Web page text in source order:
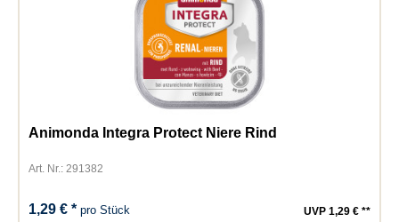
Animonda Integra Protect Niere Rind
Art. Nr.: 291382
1,29 € *pro Stück UVP 1,29 € **